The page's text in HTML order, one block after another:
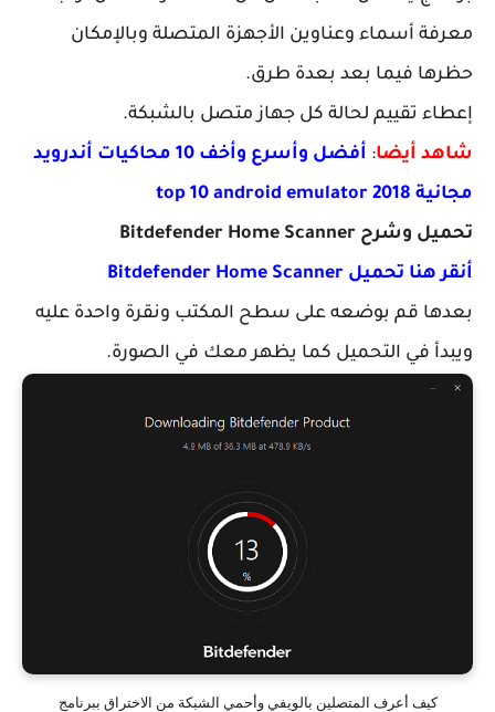
معرفة أسماء وعناوين الأجهزة المتصلة وبالإمكان
حظرها فيما بعد بعدة طرق.
إعطاء تقييم لحالة كل جهاز متصل بالشبكة.
شاهد أيضا:
أفضل وأسرع وأخف 10 محاكيات أندرويد
مجانية 2018 top 10 android emulator
تحميل وشرح Bitdefender Home Scanner
أنقر هنا تحميل Bitdefender Home Scanner
بعدها قم بوضعه على سطح المكتب ونقرة واحدة عليه
ويبدأ في التحميل كما يظهر معك في الصورة.
كيف أعرف المتصلين بالويفي وأحمي الشبكة من الاختراق ببرنامج